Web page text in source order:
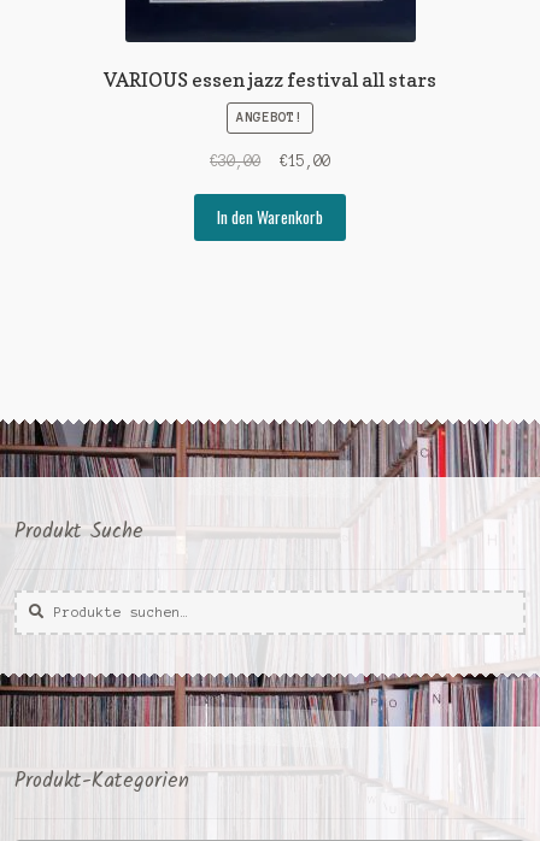
VARIOUS essen jazz festival all stars
ANGEBOT!
€30,00
Ursprünglicher
war:
€30,00
€15,00Aktueller
€15,00.
In den Warenkorb
Produkt Suche
Suche
nach:
Suche
Produkt-Kategorien